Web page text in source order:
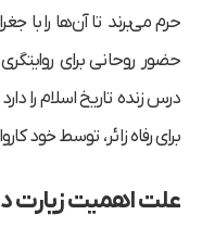
حرم می‌برند تا آن‌ها را با
حضور روحانی برای
درس زنده تاریخ اسلام را
برای رفاه زائر، توسط خود
علت اهمیت زیارت